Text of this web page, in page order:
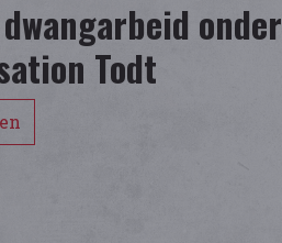
dwangarbeid onder
Todt